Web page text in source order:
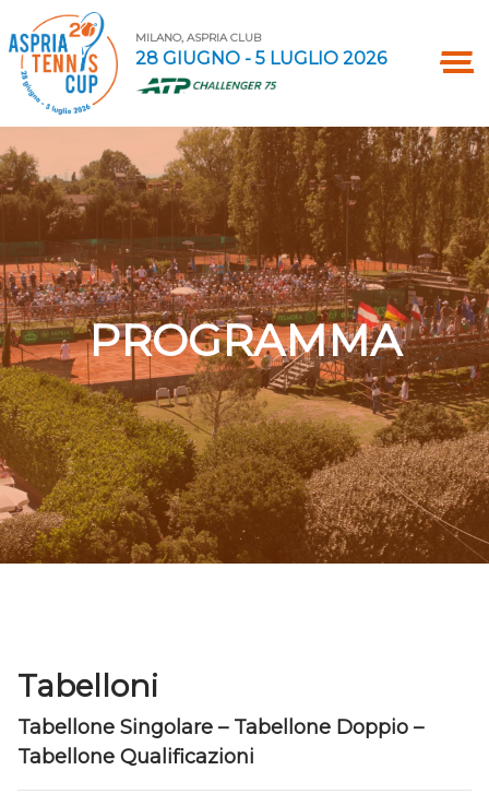
MILANO, ASPRIA CLUB
28 GIUGNO - 5 LUGLIO 2026
PROGRAMMA
Tabelloni
Tabellone Singolare – Tabellone Doppio –
Tabellone Qualificazioni